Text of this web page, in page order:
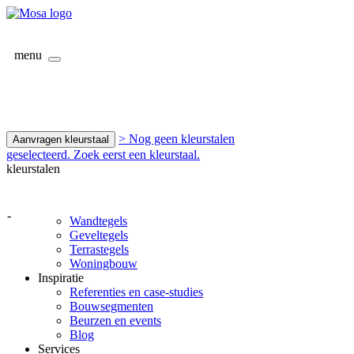
menu
Aanvragen kleurstaal
> Nog geen kleurstalen
geselecteerd. Zoek eerst een kleurstaal.
kleurstalen
-
Wandtegels
Geveltegels
Terrastegels
Woningbouw
Inspiratie
Referenties en case-studies
Bouwsegmenten
Beurzen en events
Blog
Services